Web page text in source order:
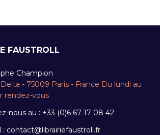
FAUSTROLL
Champion
- 75009 Paris - France Du lundi au
rendez-vous
nous au : +33 (0)6 67 17 08 42
: contact@librairiefaustroll.fr